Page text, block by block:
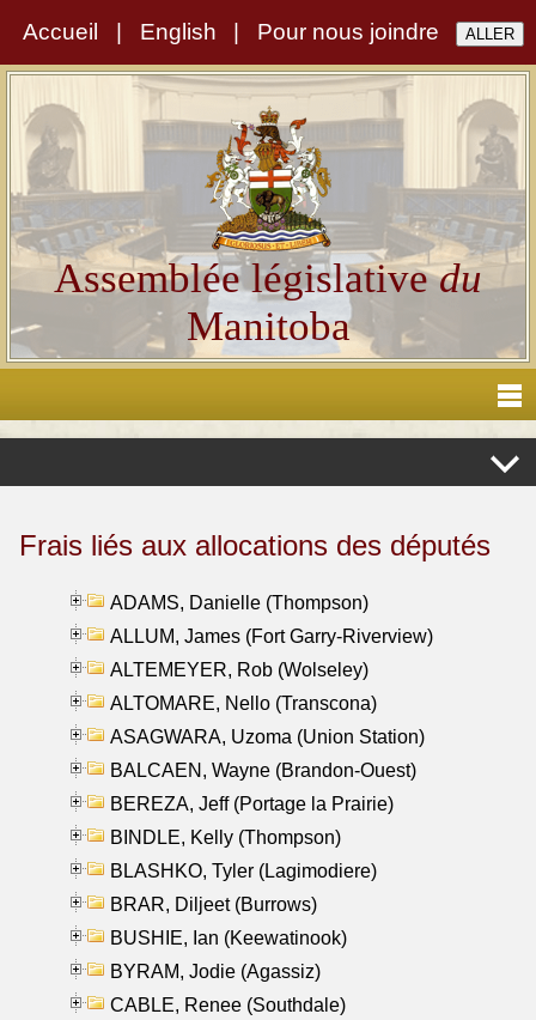
Accueil English Pour nous joindre
Assemblée législativedu
Manitoba
Frais liés aux allocations des députés
ADAMS, Danielle (Thompson)
ALLUM, James (Fort Garry-Riverview)
ALTEMEYER, Rob (Wolseley)
ALTOMARE, Nello (Transcona)
ASAGWARA, Uzoma (Union Station)
BALCAEN, Wayne (Brandon-Ouest)
BEREZA, Jeff (Portage la Prairie)
BINDLE, Kelly (Thompson)
BLASHKO, Tyler (Lagimodiere)
BRAR, Diljeet (Burrows)
BUSHIE, Ian (Keewatinook)
BYRAM, Jodie (Agassiz)
CABLE, Renee (Southdale)